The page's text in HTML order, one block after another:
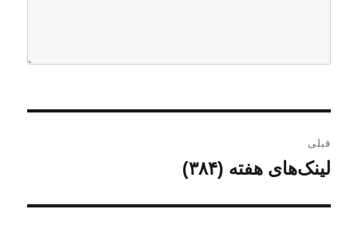
ا
قبلی
ش
لینک‌های هفته (۳۸۴)